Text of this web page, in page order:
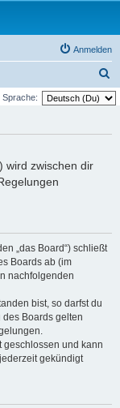
Anmelden
u
Sprache:
wird zwischen dir
„das Board“) schließt
Boards ab (im
nachfolgenden
bist, so darfst du
Boards gelten
geschlossen und kann
gekündigt